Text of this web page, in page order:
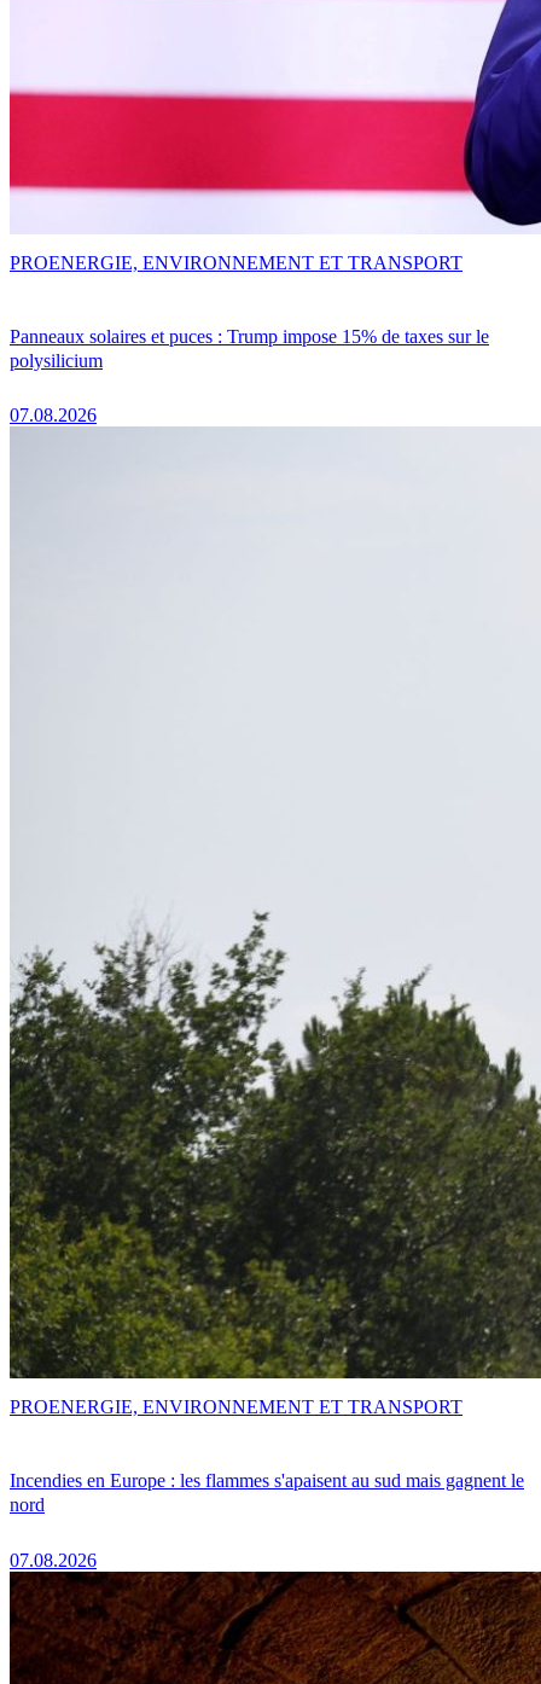
Panneaux solaires et puces : Trump impose 15% de taxes sur le
polysilicium
07.08.2026
PROENERGIE, ENVIRONNEMENT ET TRANSPORT
Incendies en Europe : les flammes s'apaisent au sud mais gagnent le
nord
07.08.2026
PROENERGIE, ENVIRONNEMENT ET TRANSPORT